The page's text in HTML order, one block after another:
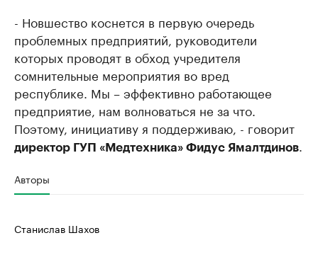
- Новшество коснется в первую очередь
проблемных предприятий, руководители
которых проводят в обход учредителя
сомнительные мероприятия во вред
республике. Мы – эффективно работающее
предприятие, нам волноваться не за что.
Поэтому, инициативу я поддерживаю, - говорит
директор ГУП «Медтехника» Фидус Ямалтдинов.
Авторы
Станислав Шахов